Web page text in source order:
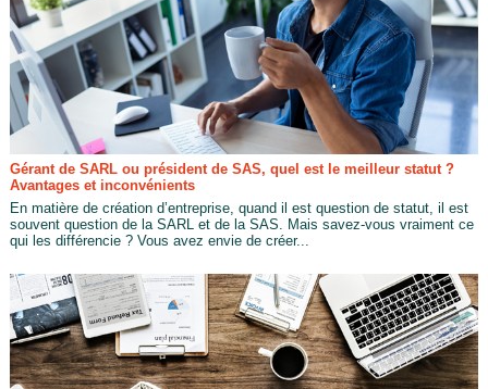
Gérant de SARL ou président de SAS, quel est le meilleur statut ?
Avantages et inconvénients
En matière de création d’entreprise, quand il est question de statut, il est
souvent question de la SARL et de la SAS. Mais savez-vous vraiment ce
qui les différencie ? Vous avez envie de créer...